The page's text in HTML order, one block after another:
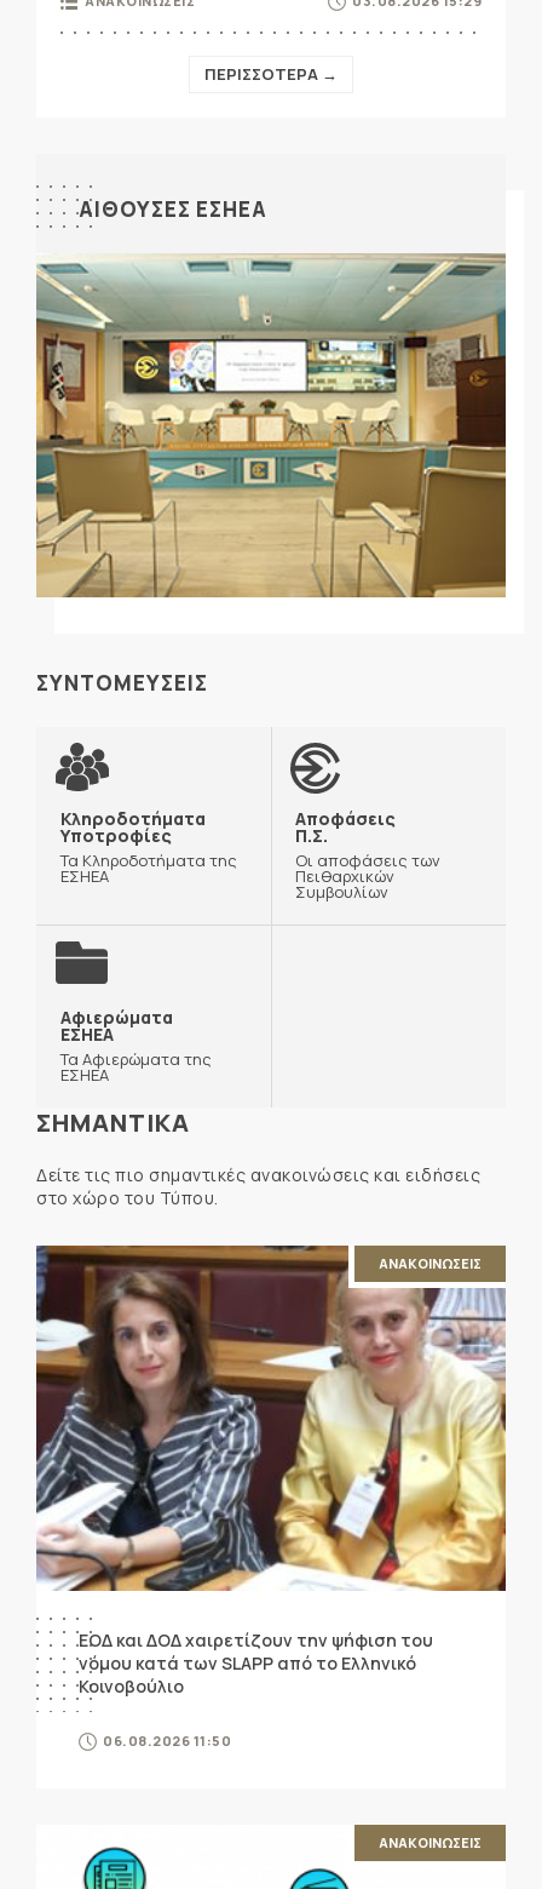
ΠΕΡΙΣΣΟΤΕΡΑ →
ΑΙΘΟΥΣΕΣ ΕΣΗΕΑ
ΣΥΝΤΟΜΕΥΣΕΙΣ
Κληροδοτήματα
Υποτροφίες
Τα Κληροδοτήματα της
ΕΣΗΕΑ
Αποφάσεις
Π.Σ.
Οι αποφάσεις των
Πειθαρχικών
Συμβουλίων
Αφιερώματα
ΕΣΗΕΑ
Τα Αφιερώματα της
ΕΣΗΕΑ
ΣΗΜΑΝΤΙΚΑ
Δείτε τις πιο σημαντικές ανακοινώσεις και ειδήσεις
στο χώρο του Τύπου.
ΑΝΑΚΟΙΝΩΣΕΙΣ
ΕΟΔ και ΔΟΔ χαιρετίζουν την ψήφιση του
νόμου κατά των SLAPP από το Ελληνικό
Κοινοβούλιο
06.08.2026 11:50
ΑΝΑΚΟΙΝΩΣΕΙΣ